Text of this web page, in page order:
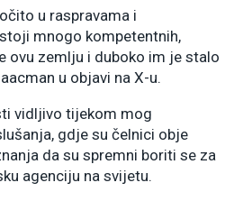
u raspravama i
mnogo kompetentnih,
ovu zemlju i duboko im je stalo
u objavi na X-u.
vidljivo tijekom mog
gdje su čelnici obje
da su spremni boriti se za
agenciju na svijetu.